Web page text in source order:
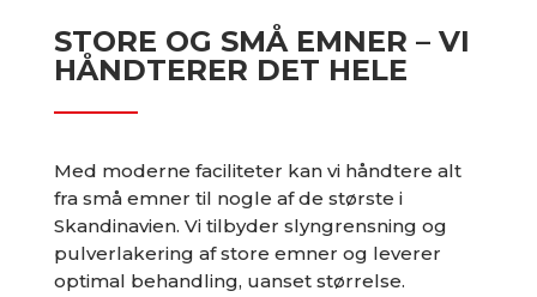
STORE OG SMÅ EMNER – VI
HÅNDTERER DET HELE
Med moderne faciliteter kan vi håndtere alt
fra små emner til nogle af de største i
Skandinavien. Vi tilbyder slyngrensning og
pulverlakering af store emner og leverer
optimal behandling, uanset størrelse.